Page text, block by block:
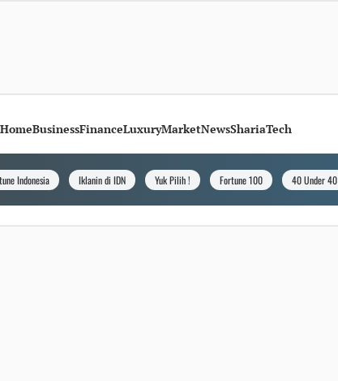
HomeBusinessFinanceLuxuryMarketNewsShariaTech
Indonesia Iklanin di IDN Yuk Pilih ! Fortune 100 40 Under 40